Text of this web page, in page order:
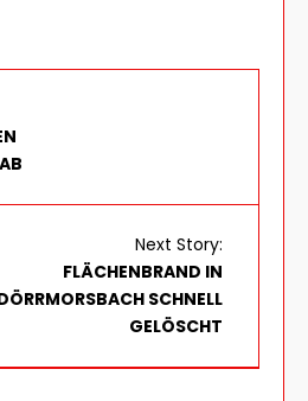
Next Story:
FLÄCHENBRAND IN
SCHNELL
GELÖSCHT